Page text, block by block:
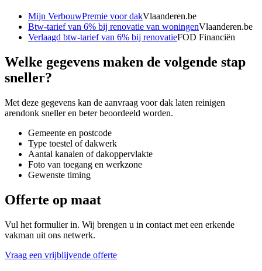
Mijn VerbouwPremie voor dakVlaanderen.be
Btw-tarief van 6% bij renovatie van woningenVlaanderen.be
Verlaagd btw-tarief van 6% bij renovatieFOD Financiën
Welke gegevens maken de volgende stap
sneller?
Met deze gegevens kan de aanvraag voordak laten reinigen
arendonk sneller en beter beoordeeld worden.
Gemeente en postcode
Type toestel of dakwerk
Aantal kanalen of dakoppervlakte
Foto van toegang en werkzone
Gewenste timing
Offerte op maat
Vul het formulier in. Wij brengen u in contact met een erkende
vakman uit ons netwerk.
Vraag een vrijblijvende offerte